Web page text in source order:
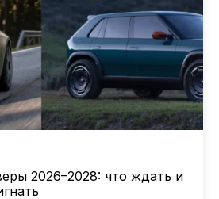
2026–2028: что ждать и